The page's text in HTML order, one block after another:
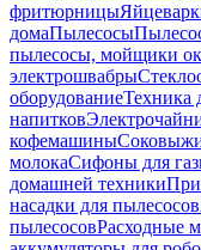
фритюрницы
домаПылесосы
пылесосы, мойщики
электрошвабры
оборудованиеТехника
напитков
кофемашины
молокаСифоны для
домашней техники
насадки для пылесосов
пылесосовРасходные